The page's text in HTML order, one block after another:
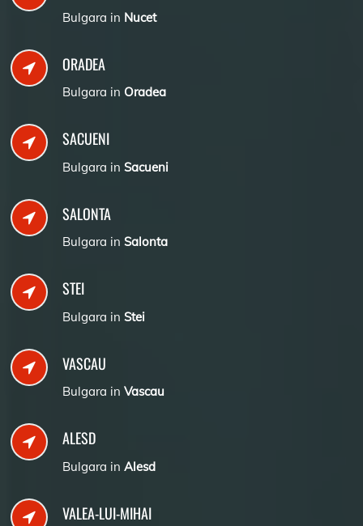
Bulgara in Nucet
ORADEA
Bulgara in Oradea
SACUENI
Bulgara in Sacueni
SALONTA
Bulgara in Salonta
STEI
Bulgara in Stei
VASCAU
Bulgara in Vascau
ALESD
Bulgara in Alesd
VALEA-LUI-MIHAI